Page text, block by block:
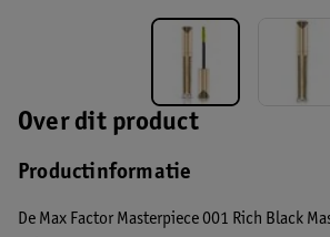
Over dit product
Productinformatie
De Max Factor Masterpiece 001 Rich Black